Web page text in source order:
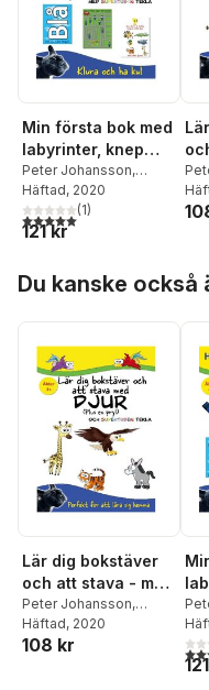
Min första bok med
labyrinter, knep
och knåp - med
Supertuben Tekla
Peter Johansson,
Annika Källman
Häftad, 2020
5,0utav 5 stjärnor. Totalt antal
(1)
121 kr
Du kanske
Lär dig bokstäver
och att stava - med
djur och
Supertuben Tekla
Peter Johansson,
Annika Källman
Häftad, 2020
108 kr
5,0